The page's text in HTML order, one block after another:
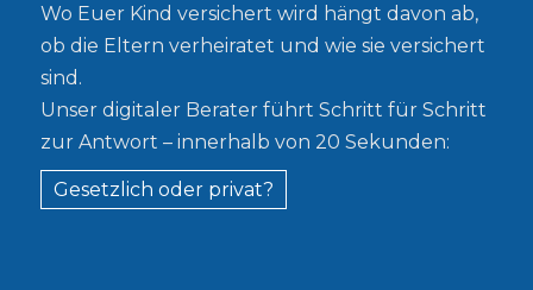
Wo Euer Kind versichert wird hängt davon ab,
ob die Eltern verheiratet und wie sie versichert
sind.
Unser digitaler Berater führt Schritt für Schritt
zur Antwort – innerhalb von 20 Sekunden:
Gesetzlich oder privat?